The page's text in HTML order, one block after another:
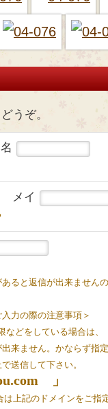
うぞ。
名
メイ
ると返信が出来ません
力の際の注意事項＞
などをしている場合は、
来ません。かならず指
送信して下さい。
」
上記のドメインをご指